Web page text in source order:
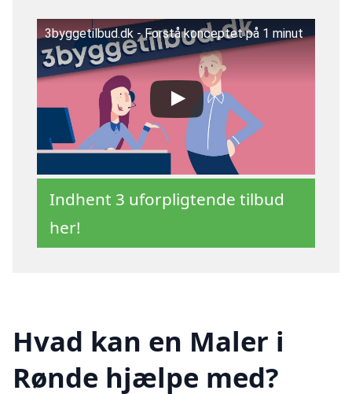
3byggetilbud.dk - Forstå konceptet på 1 minut
Indhent 3 uforpligtende tilbud
her!
Hvad kan en Maler i
Rønde hjælpe med?